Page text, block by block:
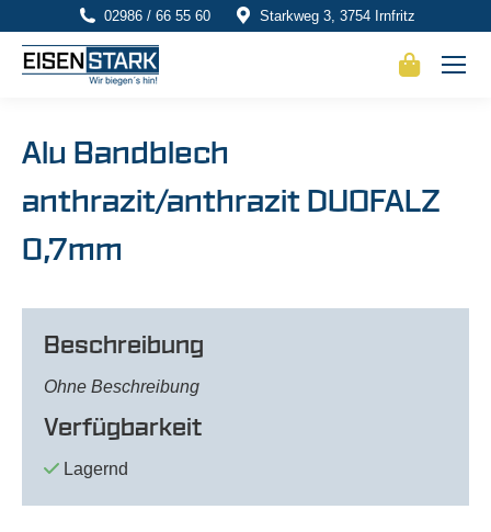
02986 / 66 55 60 Starkweg 3, 3754 Irnfritz
Alu Bandblech
anthrazit/anthrazit DUOFALZ
0,7mm
Beschreibung
Ohne Beschreibung
Verfügbarkeit
Lagernd